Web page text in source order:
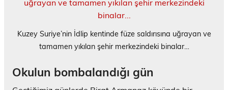
Kuzey Suriye’nin İdlip kentinde füze saldırısına uğrayan ve
tamamen yıkılan şehir merkezindeki binalar…
Okulun bombalandığı gün